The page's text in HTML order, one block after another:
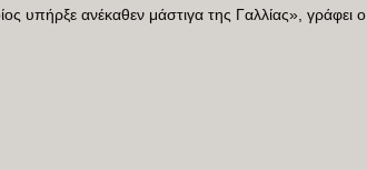
υπήρξε ανέκαθεν μάστιγα της Γαλλίας», γράφει ο